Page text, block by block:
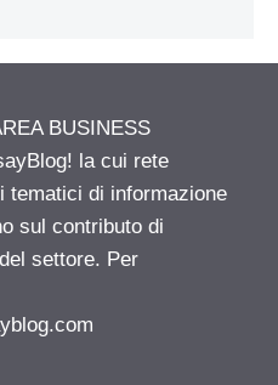
BUSINESS
la cui rete
tematici di informazione
sul contributo di
settore. Per